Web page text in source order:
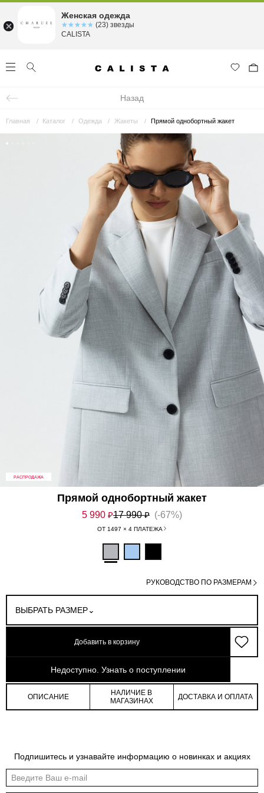
Назад
Главная Каталог Одежда Жакеты Прямой однобортный жакет
РАСПРОДАЖА
Прямой однобортный жакет
5 990 ₽17 990₽ (-67%)
ОТ 1497 × 4 ПЛАТЕЖА
ВЫБРАТЬ РАЗМЕР
РУКОВОДСТВО ПО РАЗМЕРАМ
Добавить в корзину
Недоступно. Узнать о поступлении
арт: 4-06604_40113-759
Индивидуальные обмеры изделия помогут более точно выбрать подходящий
ОПИСАНИЕ
НАЛИЧИЕ В
МАГАЗИНАХ
ДОСТАВКА И ОПЛАТА
Подпишитесь и узнавайте информацию о новинках и акциях
Женская одежда
☆☆☆☆☆
★★★★★ (23) звезды
CALISTA